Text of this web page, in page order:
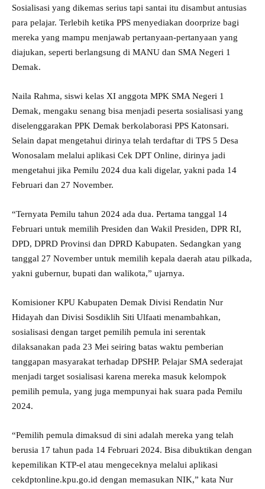
Sosialisasi yang dikemas serius tapi santai itu disambut antusias
para pelajar. Terlebih ketika PPS menyediakan doorprize bagi
mereka yang mampu menjawab pertanyaan-pertanyaan yang
diajukan, seperti berlangsung di MANU dan SMA Negeri 1
Demak.
Naila Rahma, siswi kelas XI anggota MPK SMA Negeri 1
Demak, mengaku senang bisa menjadi peserta sosialisasi yang
diselenggarakan PPK Demak berkolaborasi PPS Katonsari.
Selain dapat mengetahui dirinya telah terdaftar di TPS 5 Desa
Wonosalam melalui aplikasi Cek DPT Online, dirinya jadi
mengetahui jika Pemilu 2024 dua kali digelar, yakni pada 14
Februari dan 27 November.
“Ternyata Pemilu tahun 2024 ada dua. Pertama tanggal 14
Februari untuk memilih Presiden dan Wakil Presiden, DPR RI,
DPD, DPRD Provinsi dan DPRD Kabupaten. Sedangkan yang
tanggal 27 November untuk memilih kepala daerah atau pilkada,
yakni gubernur, bupati dan walikota,” ujarnya.
Komisioner KPU Kabupaten Demak Divisi Rendatin Nur
Hidayah dan Divisi Sosdiklih Siti Ulfaati menambahkan,
sosialisasi dengan target pemilih pemula ini serentak
dilaksanakan pada 23 Mei seiring batas waktu pemberian
tanggapan masyarakat terhadap DPSHP. Pelajar SMA sederajat
menjadi target sosialisasi karena mereka masuk kelompok
pemilih pemula, yang juga mempunyai hak suara pada Pemilu
2024.
“Pemilih pemula dimaksud di sini adalah mereka yang telah
berusia 17 tahun pada 14 Februari 2024. Bisa dibuktikan dengan
kepemilikan KTP-el atau mengeceknya melalui aplikasi
cekdptonline.kpu.go.id dengan memasukan NIK,” kata Nur